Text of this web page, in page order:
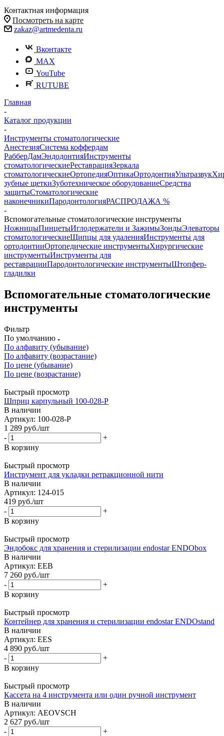
Контактная информация
Посмотреть на карте
zakaz@artmedenta.ru
Вконтакте
MAX
YouTube
RUTUBE
Главная
-
Каталог продукции
-
Инструменты стоматологические
АнестезияСистема коффердам
РабберДамЭндодонтияИнструменты
стоматологическиеРеставрацияЗеркала
стоматологическиеОртопедияОптикаОртодонтияУльтразвук
зубные щеткиЗуботехническое оборудованиеСредства
защитыСтоматологические
наконечникиПародонтологияРАСПРОДАЖА %
-
Вспомогательные стоматологические инструменты
НожницыПинцетыИглодержатели и ЗажимыЗондыЭлеваторы
стоматологическиеЩипцы для удаленияИнструменты для
ортодонтииОртопедические инструментыХирургические
инструментыИнструменты для
реставрацииПародонтологические инструментыШтопфер-
гладилки
Вспомогательные стоматологические
инструменты
Фильтр
По умолчанию
По алфавиту (убывание)
По алфавиту (возрастание)
По цене (убывание)
По цене (возрастание)
Быстрый просмотр
Шприц карпульный 100-028-P
В наличии
Артикул: 100-028-P
1 289 руб./шт
-
+
В корзину
Быстрый просмотр
Инструмент для укладки ретракционной нити
В наличии
Артикул: 124-015
419 руб./шт
-
+
В корзину
Быстрый просмотр
Эндобокс для хранения и стерилизации endostar ENDObox
В наличии
Артикул: EEB
7 260 руб./шт
-
+
В корзину
Быстрый просмотр
Контейнер для хранения и стерилизации endostar ENDOstand
В наличии
Артикул: EES
4 890 руб./шт
-
+
В корзину
Быстрый просмотр
Кассета на 4 инструмента или один ручной инструмент
В наличии
Артикул: AEOVSCH
2 627 руб./шт
-
+